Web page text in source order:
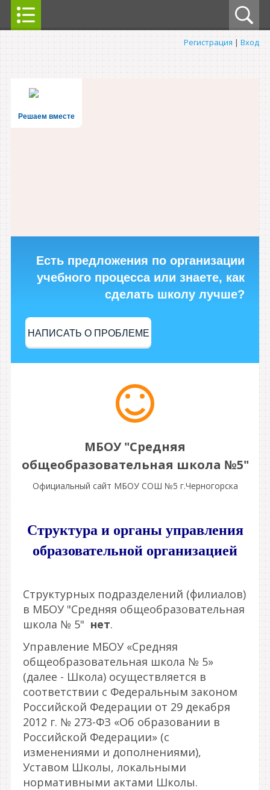
Регистрация | Вход
Решаем вместе
Есть предложения по организации
учебного процесса или знаете, как
сделать школу лучше?
НАПИСАТЬ О ПРОБЛЕМЕ
МБОУ "Средняя
общеобразовательная школа №5"
Официальный сайт МБОУ СОШ №5 г.Черногорска
Структура и органы управления
образовательной организацией
Структурных подразделений (филиалов)
в МБОУ "Средняя общеобразовательная
школа № 5" нет.
Управление МБОУ «Средняя
общеобразовательная школа № 5»
(далее - Школа) осуществляется в
соответствии с Федеральным законом
Российской Федерации от 29 декабря
2012 г. № 273-ФЗ «Об образовании в
Российской Федерации» (с
изменениями и дополнениями),
Уставом Школы, локальными
нормативными актами Школы.